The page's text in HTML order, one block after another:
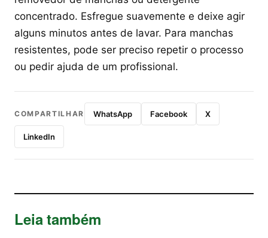
concentrado. Esfregue suavemente e deixe agir
alguns minutos antes de lavar. Para manchas
resistentes, pode ser preciso repetir o processo
ou pedir ajuda de um profissional.
COMPARTILHAR WhatsApp Facebook X
LinkedIn
Leia também